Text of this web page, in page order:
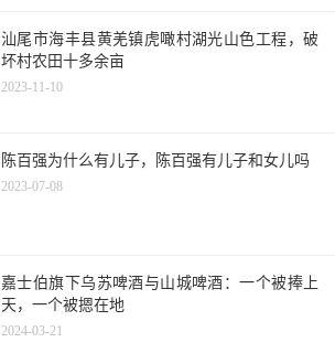
汕尾市海丰县黄羌镇虎噉村湖光山色工程，破
坏村农田十多余亩
2023-11-10
陈百强为什么有儿子，陈百强有儿子和女儿吗
2023-07-08
嘉士伯旗下乌苏啤酒与山城啤酒：一个被捧上
天，一个被摁在地
2024-03-21